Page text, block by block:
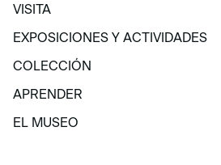
VISITA
EXPOSICIONES Y ACTIVIDADES
EXPOSICIONES Y ACTIVIDADES
COLECCIÓN
APRENDER
EL MUSEO